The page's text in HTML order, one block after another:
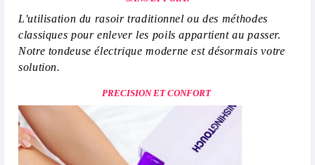
L'utilisation du rasoir traditionnel ou des méthodes
classiques pour enlever les poils appartient au passer.
Notre tondeuse électrique moderne est désormais votre
solution.
PRECISION ET CONFORT